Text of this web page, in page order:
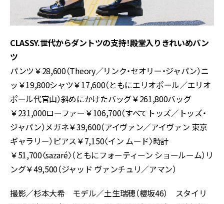
CLASSY.世代からダントツの支持！殿堂入りきれいめパン
ツ
パンツ￥28,600（Theory／リンク・セオリー・ジャパン）ニ
ッ￥19,800シャツ￥17,600（ともにエリオポール／エリオ
ポール代官山）斜めにかけたバッグ￥261,800バッグ
￥231,000ローファー￥106,700（すべてトッズ／トッズ・
ジャパン）メガネ￥39,600（アイヴァン／アイヴァン 東京
ギャラリー）ピアス￥7,150〈イン ムード〉時計
￥51,700〈sazaré〉（ともにフォーティーン ショールーム）リ
ング￥49,500（ジャッド ヴァンチュリ／アマン）
撮影／杉本大希 モデル／土生瑞穂（櫻坂46） スタイリ